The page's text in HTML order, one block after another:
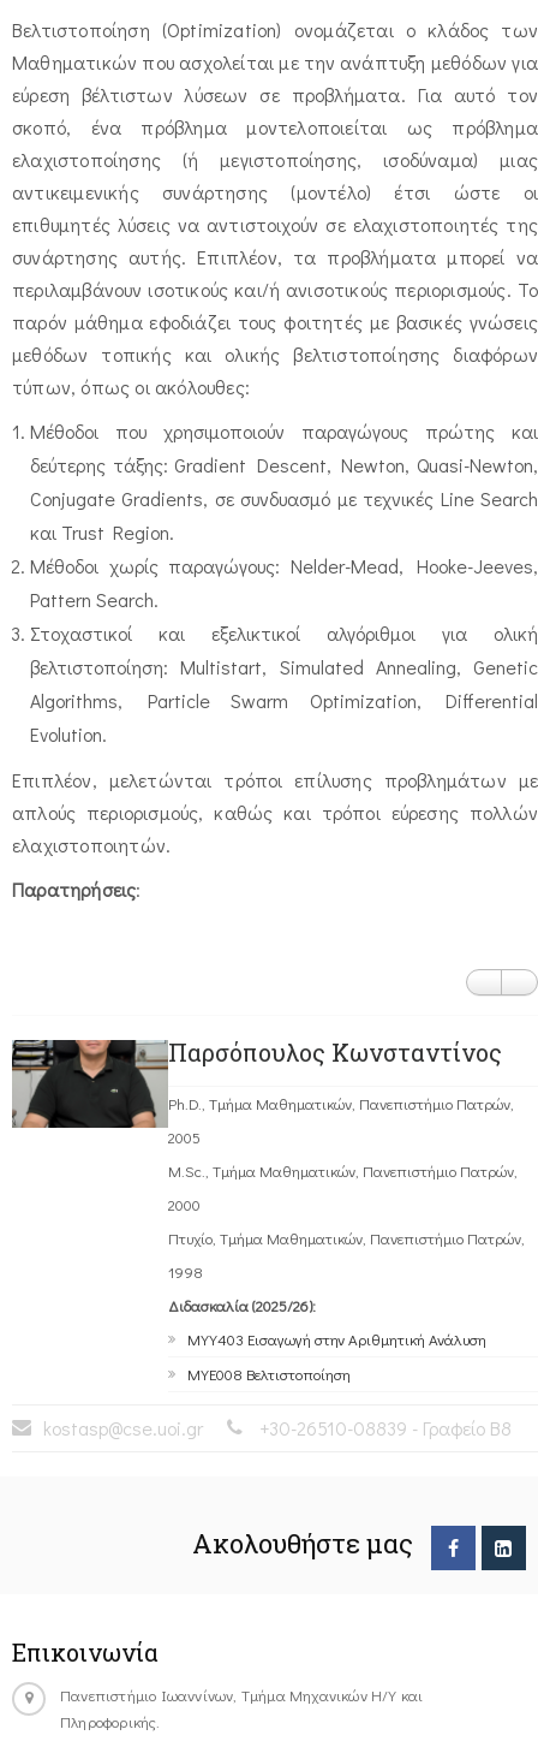
Βελτιστοποίηση (Optimization) ονομάζεται ο κλάδος των
Μαθηματικών που ασχολείται με την ανάπτυξη μεθόδων για
εύρεση βέλτιστων λύσεων σε προβλήματα. Για αυτό τον
σκοπό, ένα πρόβλημα μοντελοποιείται ως πρόβλημα
ελαχιστοποίησης (ή μεγιστοποίησης, ισοδύναμα) μιας
αντικειμενικής συνάρτησης (μοντέλο) έτσι ώστε οι
επιθυμητές λύσεις να αντιστοιχούν σε ελαχιστοποιητές της
συνάρτησης αυτής. Επιπλέον, τα προβλήματα μπορεί να
περιλαμβάνουν ισοτικούς και/ή ανισοτικούς περιορισμούς. Το
παρόν μάθημα εφοδιάζει τους φοιτητές με βασικές γνώσεις
μεθόδων τοπικής και ολικής βελτιστοποίησης διαφόρων
τύπων, όπως οι ακόλουθες:
Μέθοδοι που χρησιμοποιούν παραγώγους πρώτης και
δεύτερης τάξης: Gradient Descent, Newton, Quasi-Newton,
Conjugate Gradients, σε συνδυασμό με τεχνικές Line Search
και Trust Region.
Μέθοδοι χωρίς παραγώγους: Nelder-Mead, Hooke-Jeeves,
Pattern Search.
Στοχαστικοί και εξελικτικοί αλγόριθμοι για ολική
βελτιστοποίηση: Multistart, Simulated Annealing, Genetic
Algorithms, Particle Swarm Optimization, Differential
Evolution.
Επιπλέον, μελετώνται τρόποι επίλυσης προβλημάτων με
απλούς περιορισμούς, καθώς και τρόποι εύρεσης πολλών
ελαχιστοποιητών.
Παρατηρήσεις:
Παρσόπουλος Κωνσταντίνος
Ph.D., Τμήμα Μαθηματικών, Πανεπιστήμιο Πατρών,
2005
M.Sc., Τμήμα Μαθηματικών, Πανεπιστήμιο Πατρών,
2000
Πτυχίο, Τμήμα Μαθηματικών, Πανεπιστήμιο Πατρών,
1998
Διδασκαλία (2025/26):
ΜΥΥ403 Εισαγωγή στην Αριθμητική Ανάλυση
ΜΥΕ008 Bελτιστοποίηση
kostasp@cse.uoi.gr +30-26510-08839 - Γραφείο Β8
Ακολουθήστε μας
Επικοινωνία
Πανεπιστήμιο Ιωαννίνων, Τμήμα Μηχανικών Η/Υ και
Πληροφορικής.